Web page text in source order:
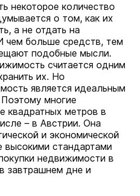
некоторое количество
о том, как их
а не отдать на
чем больше средств, тем
подобные мысли.
считается одним
их. Но
является идеальным
многие
квадратных метров в
– в Австрии. Она
и экономической
высокими стандартами
недвижимости в
завтрашнем дне и